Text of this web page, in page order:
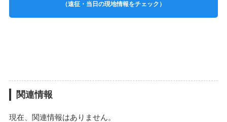
（遠征・当日の現地情報をチェック）
関連情報
現在、関連情報はありません。